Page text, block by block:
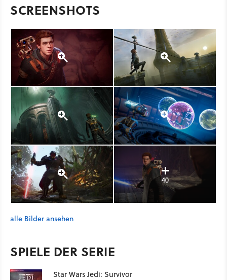
SCREENSHOTS
40
alle Bilder ansehen
SPIELE DER SERIE
Star Wars Jedi: Survivor